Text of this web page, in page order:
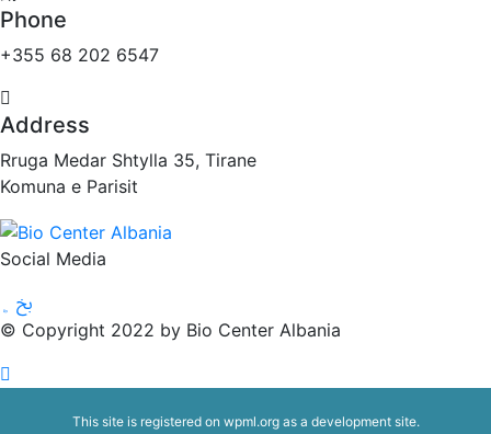
Phone
+355 68 202 6547
Address
Rruga Medar Shtylla 35, Tirane
Komuna e Parisit
Social Media
© Copyright 2022 by Bio Center Albania
This site is registered on wpml.orgas a development site.